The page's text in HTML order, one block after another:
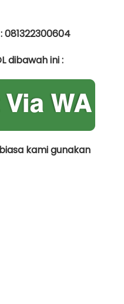
081322300604
dibawah ini :
kami gunakan